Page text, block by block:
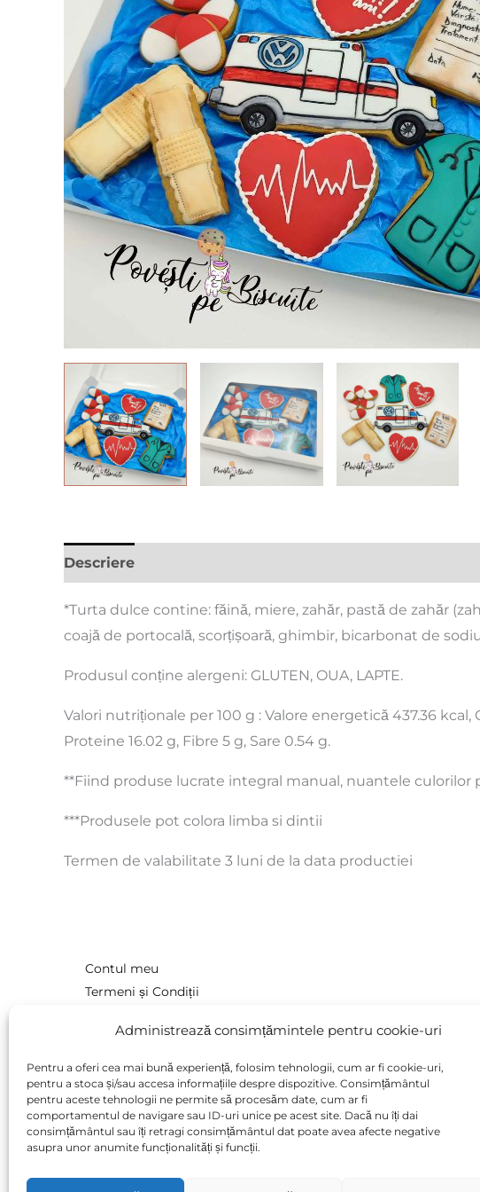
Administrează consimțămintele pentru cookie-uri
Pentru a oferi cea mai bună experiență, folosim tehnologii, cum ar fi cookie-uri,
pentru a stoca și/sau accesa informațiile despre dispozitive. Consimțământul
pentru aceste tehnologii ne permite să procesăm date, cum ar fi
comportamentul de navigare sau ID-uri unice pe acest site. Dacă nu îți dai
consimțământul sau îți retragi consimțământul dat poate avea afecte negative
asupra unor anumite funcționalități și funcții.
Descriere
*Turta dulce contine: făină, miere, zahăr, pastă de zahăr
coajă de portocală, scorțișoară, ghimbir, bicarbonat de
Produsul conține alergeni: GLUTEN, OUA, LAPTE.
Valori nutriționale per 100 g : Valore energetică 437.36 kcal,
Proteine 16.02 g, Fibre 5 g, Sare 0.54 g.
**Fiind produse lucrate integral manual, nuantele
***Produsele pot colora limba si dintii
Termen de valabilitate 3 luni de la data productiei
Contul meu
Termeni și Condiții
Politică cookie-uri
Intrebari frecvente
Cerere de retragere din contract
Contact
ANPC